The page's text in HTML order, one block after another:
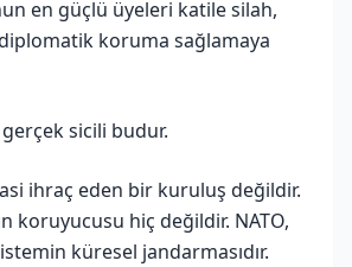
en güçlü üyeleri katile silah,
koruma sağlamaya
sicili budur.
ihraç eden bir kuruluş değildir.
koruyucusu hiç değildir. NATO,
küresel jandarmasıdır.